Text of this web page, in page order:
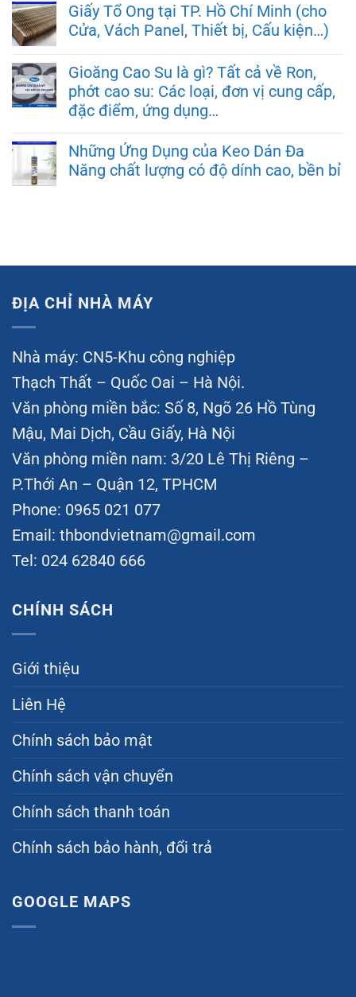
Giấy Tổ Ong tại TP. Hồ Chí Minh (cho
Cửa, Vách Panel, Thiết bị, Cấu kiện…)
Gioăng Cao Su là gì? Tất cả về Ron,
phớt cao su: Các loại, đơn vị cung cấp,
đặc điểm, ứng dụng…
Những Ứng Dụng của Keo Dán Đa
Năng chất lượng có độ dính cao, bền bỉ
ĐỊA CHỈ NHÀ MÁY
Nhà máy: CN5-Khu công nghiệp
Thạch Thất – Quốc Oai – Hà Nội.
Văn phòng miền bắc: Số 8, Ngõ 26 Hồ Tùng
Mậu, Mai Dịch, Cầu Giấy, Hà Nội
Văn phòng miền nam: 3/20 Lê Thị Riêng –
P.Thới An – Quận 12, TPHCM
Phone: 0965 021 077
Email: thbondvietnam@gmail.com
Tel: 024 62840 666
CHÍNH SÁCH
Giới thiệu
Liên Hệ
Chính sách bảo mật
Chính sách vận chuyển
Chính sách thanh toán
Chính sách bảo hành, đổi trả
GOOGLE MAPS